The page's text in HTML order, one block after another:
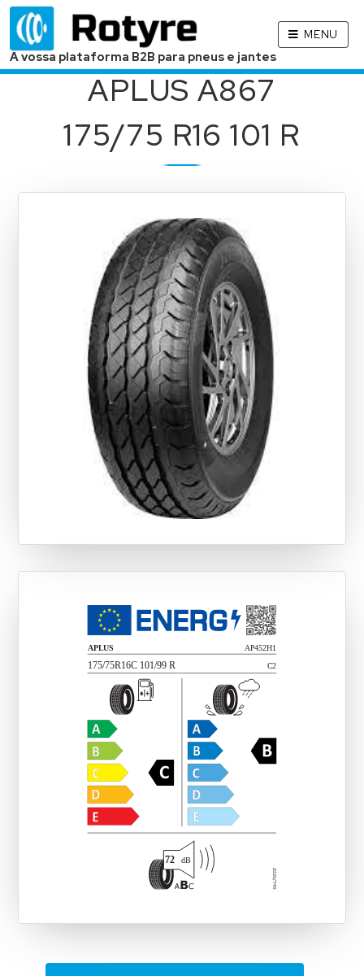
A vossa plataforma B2B para pneus e jantes
MENU
APLUS A867
175/75 R16 101 R